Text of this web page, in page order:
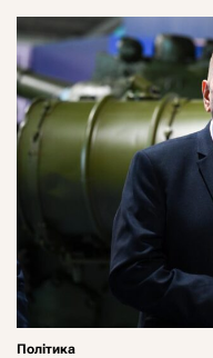
Політика